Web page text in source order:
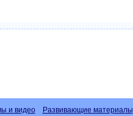
и видео Развивающие материалы